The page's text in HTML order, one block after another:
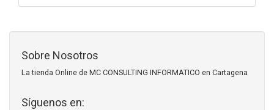
Sobre Nosotros
La tienda Online de MC CONSULTING INFORMATICO en Cartagena
Síguenos en: